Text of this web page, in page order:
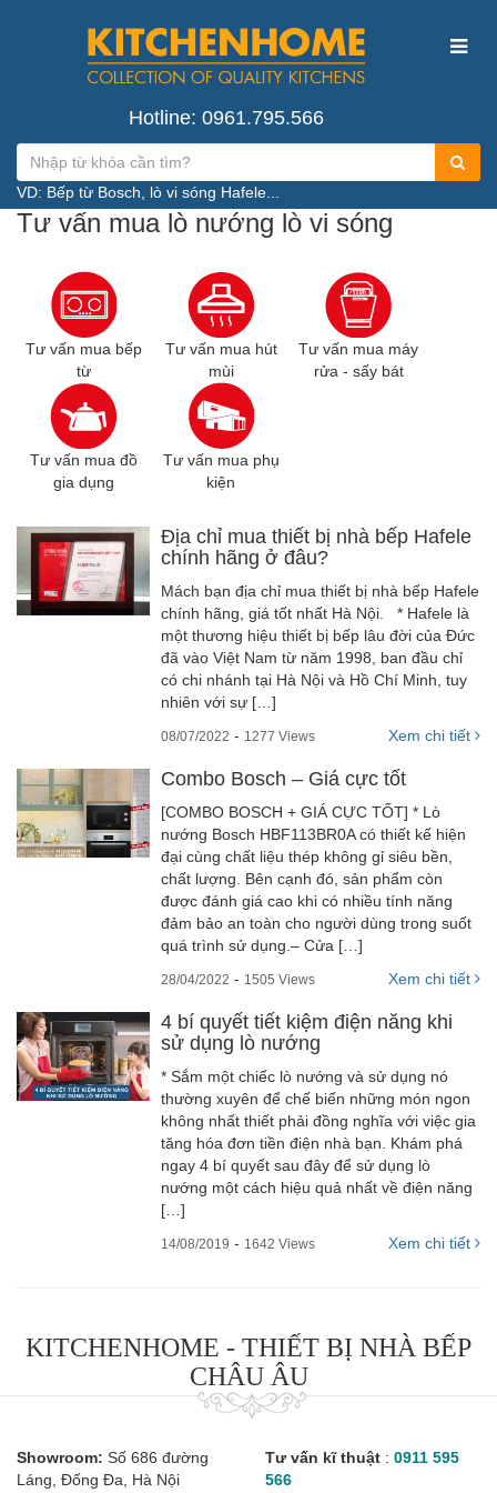
Hotline: 0961.795.566
VD: Bếp từ Bosch, lò vi sóng Hafele...
Tư vấn mua lò nướng lò vi sóng
Tư vấn mua bếp
từ
Tư vấn mua hút
mùi
Tư vấn mua máy
rửa - sấy bát
Tư vấn mua đồ
gia dụng
Tư vấn mua phụ
kiện
Địa chỉ mua thiết bị nhà bếp Hafele
chính hãng ở đâu?
Mách bạn địa chỉ mua thiết bị nhà bếp Hafele
chính hãng, giá tốt nhất Hà Nội. * Hafele là
một thương hiệu thiết bị bếp lâu đời của Đức
đã vào Việt Nam từ năm 1998, ban đầu chỉ
có chi nhánh tại Hà Nội và Hồ Chí Minh, tuy
nhiên với sự […]
08/07/2022 - 1277 Views Xem chi tiết
Combo Bosch – Giá cực tốt
[COMBO BOSCH + GIÁ CỰC TỐT] * Lò
nướng Bosch HBF113BR0A có thiết kế hiện
đại cùng chất liệu thép không gỉ siêu bền,
chất lượng. Bên cạnh đó, sản phẩm còn
được đánh giá cao khi có nhiều tính năng
đảm bảo an toàn cho người dùng trong suốt
quá trình sử dụng.– Cửa […]
28/04/2022 - 1505 Views Xem chi tiết
4 bí quyết tiết kiệm điện năng khi
sử dụng lò nướng
* Sắm một chiếc lò nướng và sử dụng nó
thường xuyên để chế biến những món ngon
không nhất thiết phải đồng nghĩa với việc gia
tăng hóa đơn tiền điện nhà bạn. Khám phá
ngay 4 bí quyết sau đây để sử dụng lò
nướng một cách hiệu quả nhất về điện năng
[…]
14/08/2019 - 1642 Views Xem chi tiết
KITCHENHOME - THIẾT BỊ NHÀ BẾP
CHÂU ÂU
Showroom: Số 686 đường
Láng, Đống Đa, Hà Nội
Tư vấn kĩ thuật : 0911 595
566